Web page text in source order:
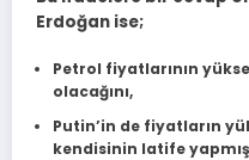
Erdoğan ise;
Petrol fiyatlarının
olacağını,
Putin’in de fiyatların
kendisinin latife